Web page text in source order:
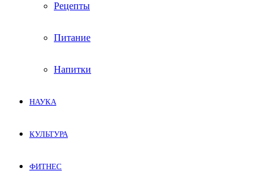
Рецепты
Питание
Напитки
НАУКА
КУЛЬТУРА
ФИТНЕС